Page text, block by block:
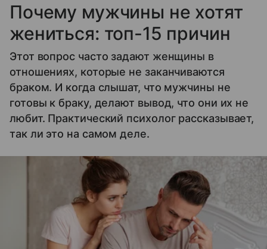
Почему мужчины не хотят
жениться: топ-15 причин
Этот вопрос часто задают женщины в
отношениях, которые не заканчиваются
браком. И когда слышат, что мужчины не
готовы к браку, делают вывод, что они их не
любит. Практический психолог рассказывает,
так ли это на самом деле.